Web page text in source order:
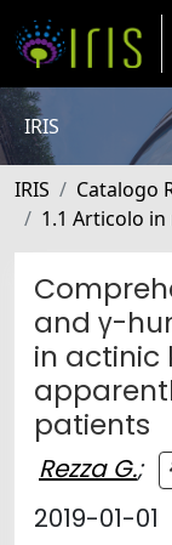
IRIS
IRIS Catalogo
1.1 Articolo in
and γ-
in actinic
patients
Rezza G.;
2019-01-01